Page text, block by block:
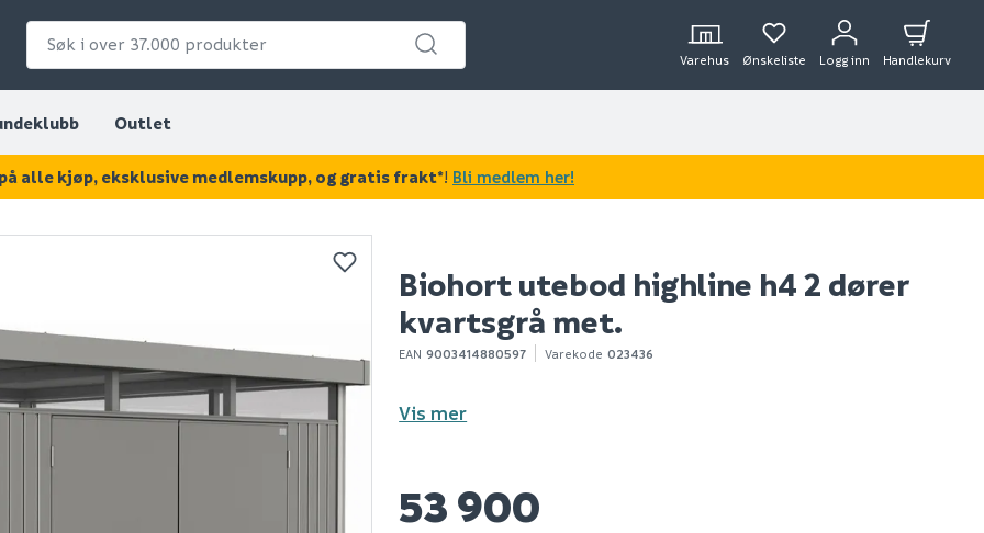
Varehus Ønskeliste Logg inn Handlekurv
Outlet
KAN DISSE VÆRE AV INTERESSE?
Biohort utebod highline h4 2 dører
kvartsgrå met.
EAN 9003414880597 Varekode 023436
Vis mer
53 900
på alle kjøp, eksklusive medlemskupp, og gratis frakt*! Bli medlem her!